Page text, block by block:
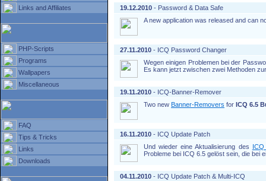
Links and Affiliates
PHP-Scripts
Programs
Wallpapers
Miscellaneous
FAQ
Tips & Tricks
Links
Downloads
19.12.2010 - Password & Data Safe
A new application was released and can
27.11.2010 - ICQ Password Changer
Wegen einigen Problemen bei der
Es kann jetzt zwischen zwei Methoden
19.11.2010 - ICQ-Banner-Remover
Two new Banner-Removers for ICQ 6.5
16.11.2010 - ICQ Update Patch
Und wieder eine Aktualisierung des
Probleme bei ICQ 6.5 gelöst sein, die bei
04.11.2010 - ICQ Update Patch & Multi-ICQ